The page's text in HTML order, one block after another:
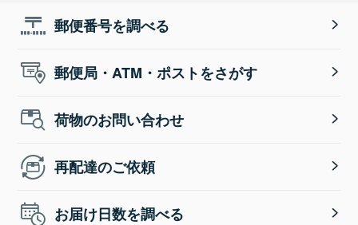
郵便番号を調べる
郵便局・ATM・ポストをさがす
荷物のお問い合わせ
再配達のご依頼
お届け日数を調べる